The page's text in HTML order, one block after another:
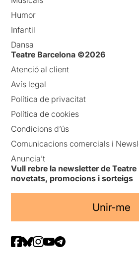
Humor
Infantil
Dansa
Teatre Barcelona ©2026
Atenció al client
Avís legal
Política de privacitat
Política de cookies
Condicions d’ús
Comunicacions comercials i
Anuncia’t
Vull rebre la newsletter de
novetats, promocions i sorteigs
Unir-me